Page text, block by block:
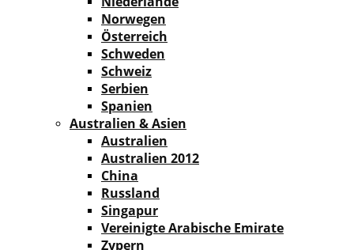
Norwegen
Österreich
Schweden
Schweiz
Serbien
Spanien
Australien & Asien
Australien
Australien 2012
China
Russland
Singapur
Vereinigte Arabische Emirate
Zypern